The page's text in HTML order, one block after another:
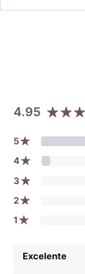
4.95
5★
4★
3★
2★
1★
Excelente